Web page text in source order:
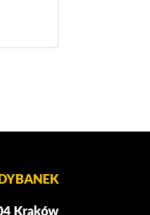
Kraków